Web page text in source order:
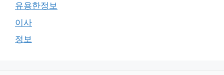
유용한정보
이사
정보